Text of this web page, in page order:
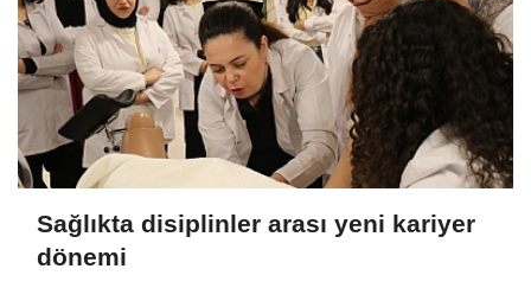
Sağlıkta disiplinler arası yeni kariyer
dönemi